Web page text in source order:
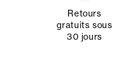
Retours
gratuits sous
30 jours